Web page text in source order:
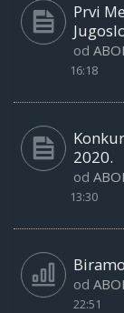
Prvi
od
16:18
2020.
od
13:30
od
22:51